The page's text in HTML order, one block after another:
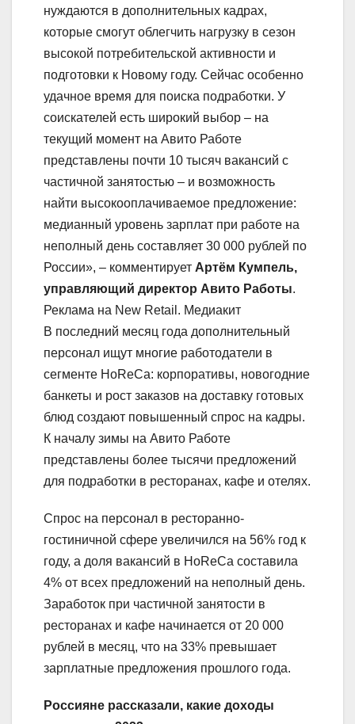
нуждаются в дополнительных кадрах,
которые смогут облегчить нагрузку в сезон
высокой потребительской активности и
подготовки к Новому году. Сейчас особенно
удачное время для поиска подработки. У
соискателей есть широкий выбор – на
текущий момент на Авито Работе
представлены почти 10 тысяч вакансий с
частичной занятостью – и возможность
найти высокооплачиваемое предложение:
медианный уровень зарплат при работе на
неполный день составляет 30 000 рублей по
России», – комментирует Артём Кумпель,
управляющий директор Авито Работы.
Реклама на New Retail. Медиакит
В последний месяц года дополнительный
персонал ищут многие работодатели в
сегменте HoReCa: корпоративы, новогодние
банкеты и рост заказов на доставку готовых
блюд создают повышенный спрос на кадры.
К началу зимы на Авито Работе
представлены более тысячи предложений
для подработки в ресторанах, кафе и отелях.
Спрос на персонал в ресторанно-
гостиничной сфере увеличился на 56% год к
году, а доля вакансий в HoReCa составила
4% от всех предложений на неполный день.
Заработок при частичной занятости в
ресторанах и кафе начинается от 20 000
рублей в месяц, что на 33% превышает
зарплатные предложения прошлого года.
Россияне рассказали, какие доходы